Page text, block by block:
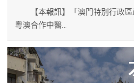
【本報訊】「澳門特別行政區
粵澳合作中醫…